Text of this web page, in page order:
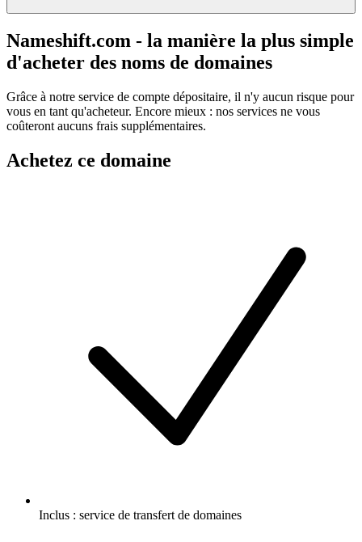
Nameshift.com - la manière la plus simple
d'acheter des noms de domaines
Grâce à notre service de compte dépositaire, il n'y aucun risque pour
vous en tant qu'acheteur. Encore mieux : nos services ne vous
coûteront aucuns frais supplémentaires.
Achetez ce domaine
Inclus : service de transfert de domaines